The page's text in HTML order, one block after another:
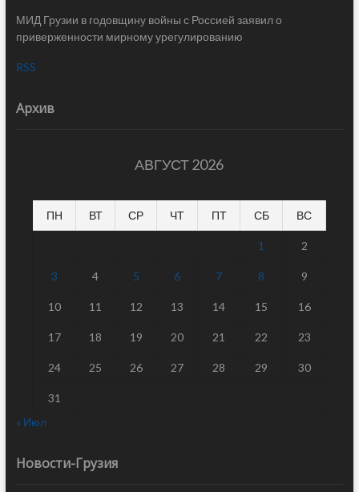
МИД Грузии в годовщину войны с Россией заявил о
приверженности мирному урегулированию
RSS
Архив
АВГУСТ 2026
ПН ВТ СР ЧТ ПТ СБ ВС
1 2
3 4 5 6 7 8 9
10 11 12 13 14 15 16
17 18 19 20 21 22 23
24 25 26 27 28 29 30
31
« Июл
Новости-Грузия